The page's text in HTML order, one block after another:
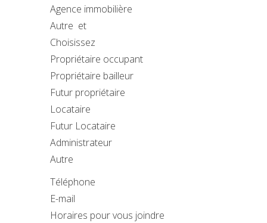
Agence immobilière
Autre et
Choisissez
Propriétaire occupant
Propriétaire bailleur
Futur propriétaire
Locataire
Futur Locataire
Administrateur
Autre
Téléphone
E-mail
Horaires pour vous joindre